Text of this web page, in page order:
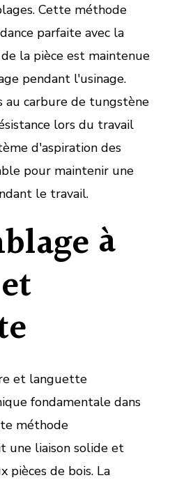
Cette méthode
parfaite avec la
la pièce est maintenue
pendant l'usinage.
au carbure de tungstène
lors du travail
d'aspiration des
pour maintenir une
le travail.
à
et languette
fondamentale dans
méthode
une liaison solide et
pièces de bois. La